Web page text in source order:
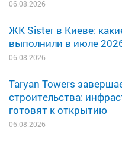
06.08.2026
ЖК Sister в Киеве:
выполнили в июле
06.08.2026
Taryan Towers
строительства:
готовят к открытию
06.08.2026